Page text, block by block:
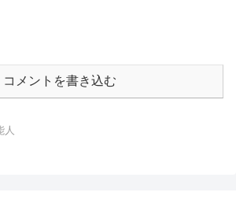
コメントを書き込む
人